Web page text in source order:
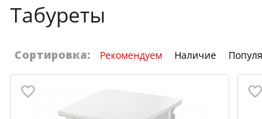
Табуреты
Сортировка: Рекомендуем Наличие